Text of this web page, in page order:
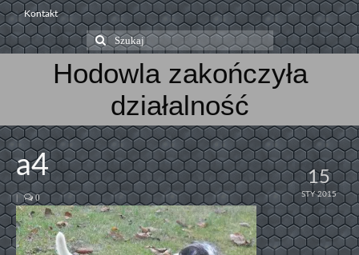
Kontakt
Szuklaj
w:
Hodowla zakończyła
działalność
15
STY 2015
a4
| 0